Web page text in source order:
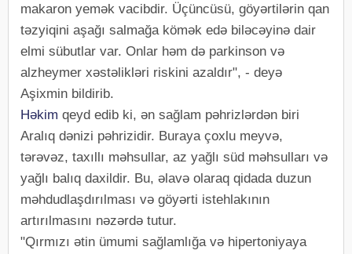
makaron yemək vacibdir. Üçüncüsü, göyərtilərin qan
təzyiqini aşağı salmağa kömək edə biləcəyinə dair
elmi sübutlar var. Onlar həm də parkinson və
alzheymer xəstəlikləri riskini azaldır", - deyə
Aşixmin bildirib.
Həkim qeyd edib ki, ən sağlam pəhrizlərdən biri
Aralıq dənizi pəhrizidir. Buraya çoxlu meyvə,
tərəvəz, taxıllı məhsullar, az yağlı süd məhsulları və
yağlı balıq daxildir. Bu, əlavə olaraq qidada duzun
məhdudlaşdırılması və göyərti istehlakının
artırılmasını nəzərdə tutur.
"Qırmızı ətin ümumi sağlamlığa və hipertoniyaya